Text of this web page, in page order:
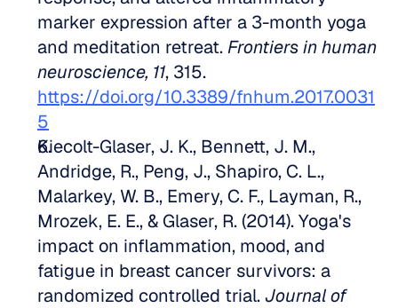
marker expression after a 3-month yoga
and meditation retreat. Frontiers in human
neuroscience, 11
https://doi.org/10.3389/fnhum.2017.0031
5
Kiecolt-Glaser, J. K., Bennett, J. M.,
Andridge, R., Peng, J., Shapiro, C. L.,
Malarkey, W. B., Emery, C. F., Layman, R.,
Mrozek, E. E., & Glaser, R. (2014). Yoga's
impact on inflammation, mood, and
fatigue in breast cancer survivors: a
randomized controlled trial. Journal of